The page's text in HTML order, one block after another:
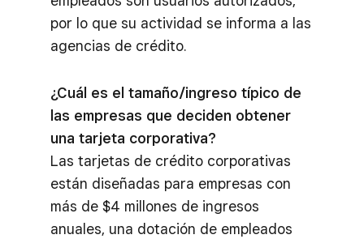
por lo que su actividad se informa a las
agencias de crédito.
¿Cuál es el tamaño/ingreso típico de
las empresas que deciden obtener
una tarjeta corporativa?
Las tarjetas de crédito corporativas
están diseñadas para empresas con
más de $4 millones de ingresos
anuales, una dotación de empleados